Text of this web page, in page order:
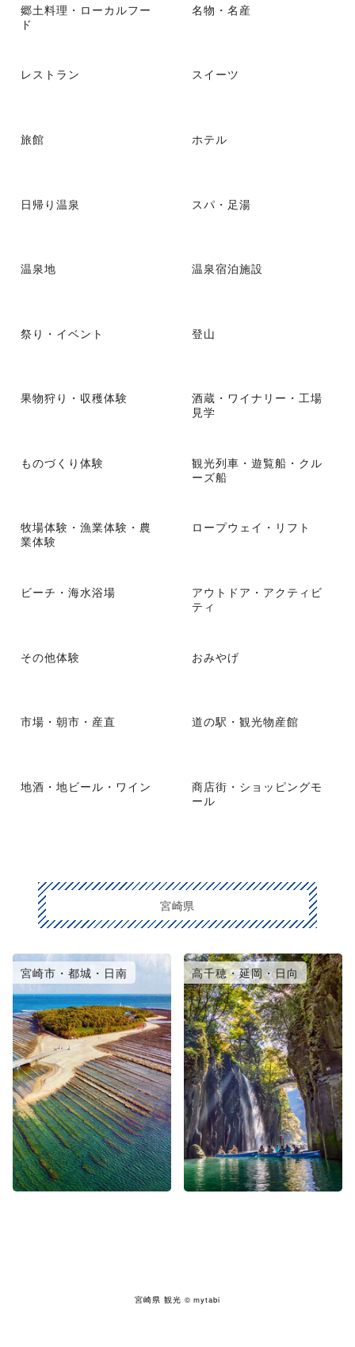
郷土料理・ローカルフー
ド
名物・名産
レストラン スイーツ
旅館 ホテル
日帰り温泉 スパ・足湯
温泉地 温泉宿泊施設
祭り・イベント 登山
果物狩り・収穫体験
酒蔵・ワイナリー・工場
見学
ものづくり体験
観光列車・遊覧船・クル
ーズ船
牧場体験・漁業体験・農
業体験
ロープウェイ・リフト
ビーチ・海水浴場
アウトドア・アクティビ
ティ
その他体験 おみやげ
市場・朝市・産直 道の駅・観光物産館
地酒・地ビール・ワイン
商店街・ショッピングモ
ール
宮崎県
宮崎市・都城・日南 高千穂・延岡・日向
宮崎県 観光 © mytabi